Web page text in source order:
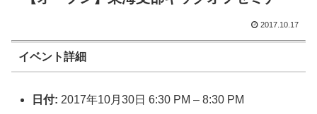
2017.10.17
イベント詳細
日付: 2017年10月30日 6:30 PM –8:30 PM